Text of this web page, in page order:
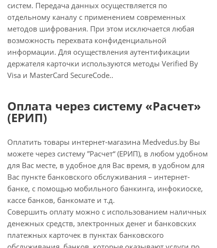
систем. Передача данных осуществляется по
отдельному каналу с применением современных
методов шифрования. При этом исключается любая
возможность перехвата конфиденциальной
информации. Для осуществления аутентификации
держателя карточки используются методы Verified By
Visa и MasterCard SecureCode..
Оплата через систему «Расчет»
(ЕРИП)
Оплатить товары интернет-магазина Medvedus.by Вы
можете через систему ”Расчет“ (ЕРИП), в любом удобном
для Вас месте, в удобное для Вас время, в удобном для
Вас пункте банковского обслуживания – интернет-
банке, с помощью мобильного банкинга, инфокиоске,
кассе банков, банкомате и т.д.
Совершить оплату можно с использованием наличных
денежных средств, электронных денег и банковских
платежных карточек в пунктах банковского